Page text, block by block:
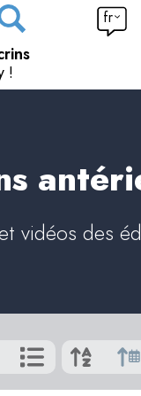
!
fr
vidéos des
Afficher
9
|
Tout